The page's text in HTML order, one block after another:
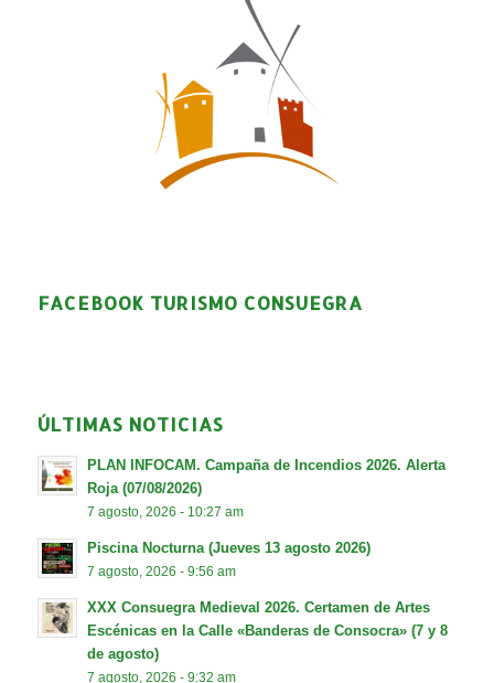
FACEBOOK TURISMO CONSUEGRA
ÚLTIMAS NOTICIAS
PLAN INFOCAM. Campaña de Incendios 2026. Alerta
Roja (07/08/2026)
7 agosto, 2026 - 10:27 am
Piscina Nocturna (Jueves 13 agosto 2026)
7 agosto, 2026 - 9:56 am
XXX Consuegra Medieval 2026. Certamen de Artes
Escénicas en la Calle «Banderas de Consocra» (7 y 8
de agosto)
7 agosto, 2026 - 9:32 am